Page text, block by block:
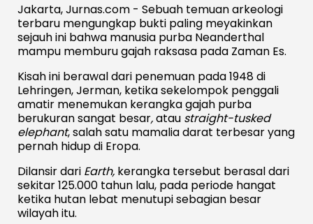
Jakarta, Jurnas.com - Sebuah temuan arkeologi
terbaru mengungkap bukti paling meyakinkan
sejauh ini bahwa manusia purba Neanderthal
mampu memburu gajah raksasa pada Zaman Es.
Kisah ini berawal dari penemuan pada 1948 di
Lehringen, Jerman, ketika sekelompok penggali
amatir menemukan kerangka gajah purba
berukuran sangat besar,atau straight-tusked
elephant, salah satu mamalia darat terbesar yang
pernah hidup di Eropa.
Dilansir dari Earth, kerangka tersebut berasal dari
sekitar 125.000 tahun lalu, pada periode hangat
ketika hutan lebat menutupi sebagian besar
wilayah itu.